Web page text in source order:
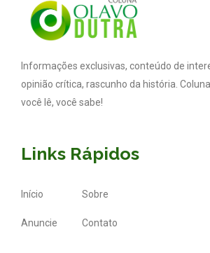
Informações exclusivas, conteúdo de
opinião crítica, rascunho da história.
você lê, você sabe!
Links Rápidos
Início Sobre
Anuncie Contato